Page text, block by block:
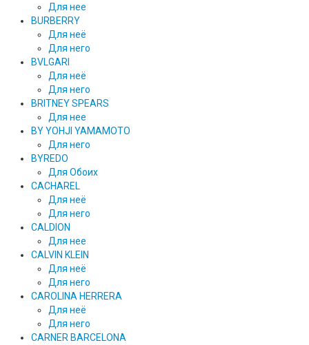
Для нее
BURBERRY
Для неё
Для него
BVLGARI
Для неё
Для него
BRITNEY SPEARS
Для нее
BY YOHJI YAMAMOTO
Для него
BYREDO
Для Обоих
CACHAREL
Для неё
Для него
CALDION
Для нее
CALVIN KLEIN
Для неё
Для него
CAROLINA HERRERA
Для неё
Для него
CARNER BARCELONA